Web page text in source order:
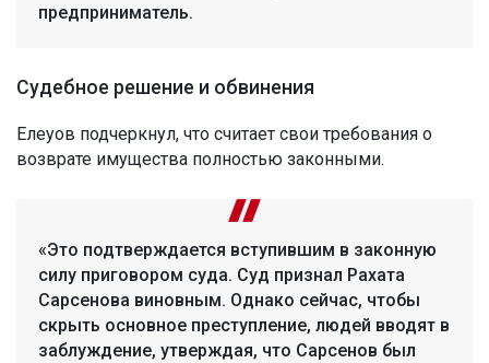
предприниматель.
Судебное решение и обвинения
Елеуов подчеркнул, что считает свои требования о
возврате имущества полностью законными.
«Это подтверждается вступившим в законную
силу приговором суда. Суд признал Рахата
Сарсенова виновным. Однако сейчас, чтобы
скрыть основное преступление, людей вводят в
заблуждение, утверждая, что Сарсенов был